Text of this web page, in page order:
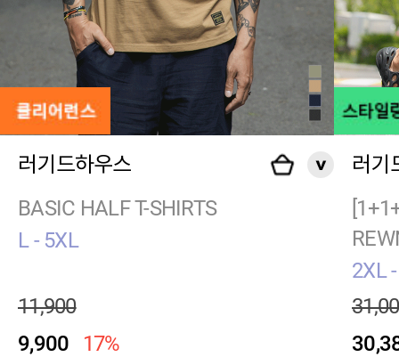
러기드하우스
BASIC HALF T-SHIRTS
L - 5XL
11,900
9,900
17%
러기
2XL